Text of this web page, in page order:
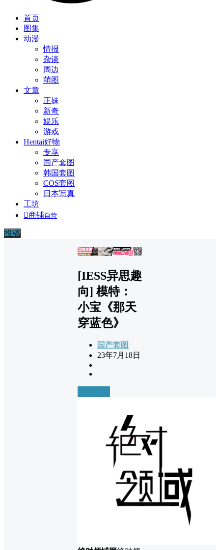
首页
图集
动漫
情报
杂谈
周边
萌图
文章
正妹
新奇
娱乐
游戏
Hentai好物
专享
国产套图
韩国套图
COS套图
日本写真
工坊
商铺自营
投稿
广告
[IESS异思趣
向] 模特：
小宝《那天
穿蓝色》
国产套图
23年7月18日